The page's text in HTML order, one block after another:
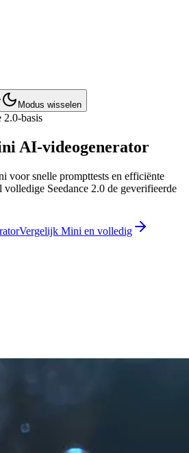
Modus wisselen
2.0-basis
AI-videogenerator
voor snelle prompttests en efficiënte
Seedance 2.0 de geverifieerde
Vergelijk Mini en volledig